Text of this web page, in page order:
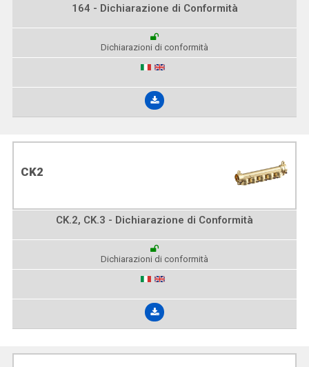
164 - Dichiarazione di Conformità
Dichiarazioni di conformità
CK2
CK.2, CK.3 - Dichiarazione di Conformità
Dichiarazioni di conformità